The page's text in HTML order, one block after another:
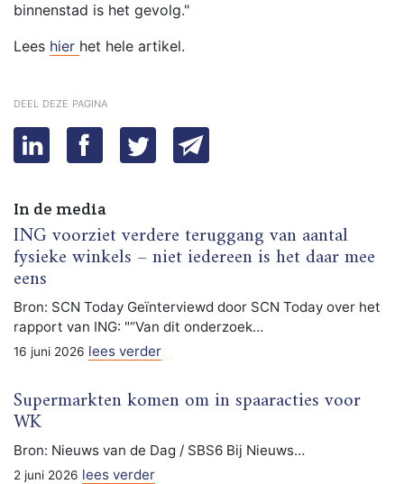
binnenstad is het gevolg."
Lees hier het hele artikel.
deel deze pagina
In de media
ING voorziet verdere teruggang van aantal
fysieke winkels – niet iedereen is het daar mee
eens
Bron: SCN Today Geïnterviewd door SCN Today over het
rapport van ING: "“Van dit onderzoek…
16 juni 2026 lees verder
Supermarkten komen om in spaaracties voor
WK
Bron: Nieuws van de Dag / SBS6 Bij Nieuws…
2 juni 2026 lees verder